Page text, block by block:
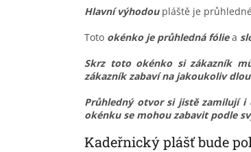
Hlavní výhodoupláště je průhledné
Toto okénko je průhledná fóliea
Skrz toto okénko si zákazník
zákazník zabaví na jakoukoliv
Průhledný otvor si jistě zamilují i
okénku se mohou zabavit podle
Kadeřnický plášť bude